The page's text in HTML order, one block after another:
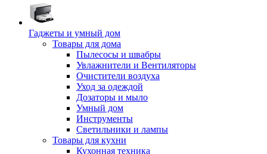
Гаджеты и умный дом
Товары для дома
Пылесосы и швабры
Увлажнители и Вентиляторы
Очистители воздуха
Уход за одеждой
Дозаторы и мыло
Умный дом
Инструменты
Светильники и лампы
Товары для кухни
Кухонная техника